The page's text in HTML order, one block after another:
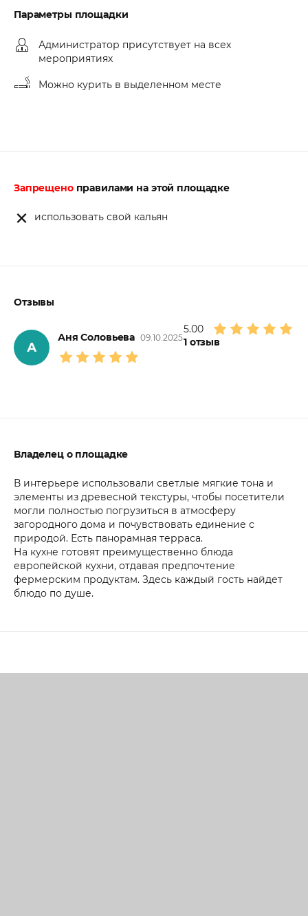
Параметры площадки
Администратор присутствует на всех
мероприятиях
Можно курить в выделенном месте
Запрещеноправилами на этой площадке
использовать свой кальян
Отзывы
5.00
1отзыв
А
Аня Соловьева 09.10.2025
Владелец о площадке
В интерьере использовали светлые мягкие тона и
элементы из древесной текстуры, чтобы посетители
могли полностью погрузиться в атмосферу
загородного дома и почувствовать единение с
природой. Есть панорамная терраса.
На кухне готовят преимущественно блюда
европейской кухни, отдавая предпочтение
фермерским продуктам. Здесь каждый гость найдет
блюдо по душе.